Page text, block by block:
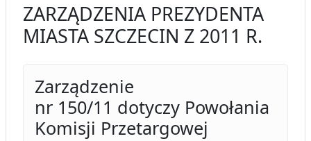
ZARZĄDZENIA PREZYDENTA
MIASTA SZCZECIN Z 2011 R.
Zarządzenie
nr 150/11 dotyczy Powołania
Komisji Przetargowej